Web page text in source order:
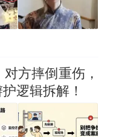
方摔倒重伤，
逻辑拆解！